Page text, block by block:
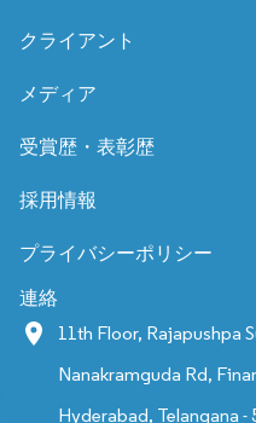
クライアント
メディア
受賞歴・表彰歴
採用情報
プライバシーポリシー
連絡
11th Floor, Rajapushpa
Nanakramguda Rd,
Hyderabad, Telangana -